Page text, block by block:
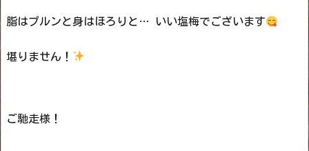
脂はプルンと身はほろりと… いい塩梅でございます
堪りません！
ご馳走様！